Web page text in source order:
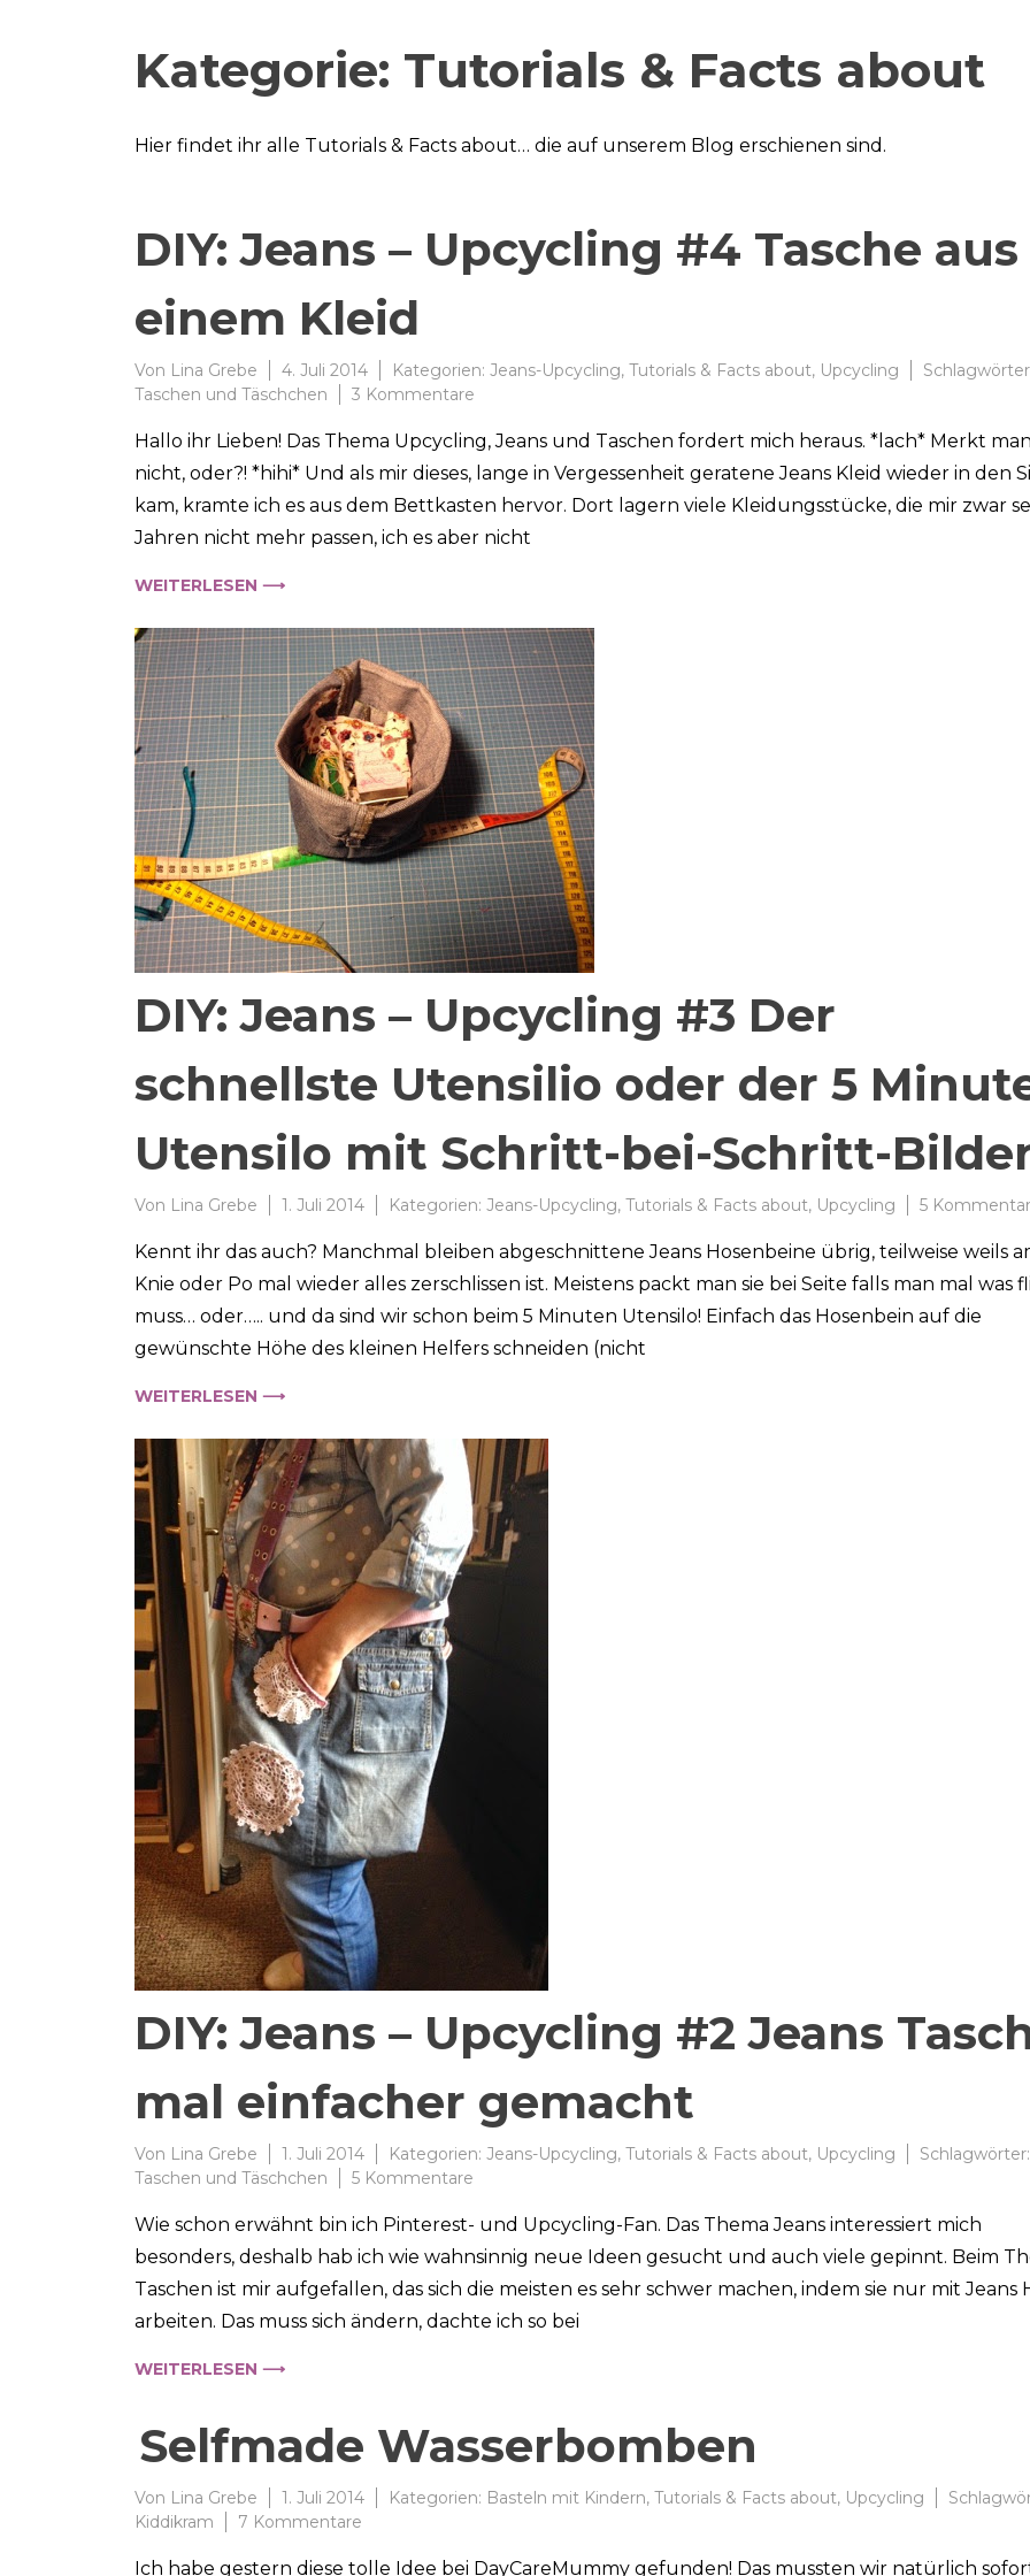
Kategorie: Tutorials & Facts about
Hier findet ihr alle Tutorials & Facts about… die auf unserem Blog erschienen sind.
DIY: Jeans – Upcycling #4 Tasche aus
einem Kleid
Von Lina Grebe 4. Juli 2014 Kategorien: Jeans-Upcycling, Tutorials & Facts about, Upcycling
Taschen und Täschchen
3 Kommentare
Jeans
–
Upcycling
#4
Tasche
Hallo ihr Lieben! Das Thema Upcycling, Jeans und Taschen fordert mich heraus. *lach* Merkt man
nicht, oder?! *hihi* Und als mir dieses, lange in Vergessenheit geratene Jeans Kleid wieder in den
kam, kramte ich es aus dem Bettkasten hervor. Dort lagern viele Kleidungsstücke, die mir zwar
Jahren nicht mehr passen, ich es aber nicht
WEITERLESEN ⟶
DIY: Jeans – Upcycling #3 Der
schnellste Utensilio oder der 5
Utensilo mit Schritt-bei-Schritt-
Von Lina Grebe 1. Juli 2014 Kategorien: Jeans-Upcycling, Tutorials & Facts about, Upcycling 5
Kennt ihr das auch? Manchmal bleiben abgeschnittene Jeans Hosenbeine übrig, teilweise weils
Knie oder Po mal wieder alles zerschlissen ist. Meistens packt man sie bei Seite falls man mal was
muss… oder….. und da sind wir schon beim 5 Minuten Utensilo! Einfach das Hosenbein auf die
gewünschte Höhe des kleinen Helfers schneiden (nicht
WEITERLESEN ⟶
DIY: Jeans – Upcycling #2 Jeans
mal einfacher gemacht
Von Lina Grebe 1. Juli 2014 Kategorien: Jeans-Upcycling, Tutorials & Facts about, Upcycling
Schlagwörter:
Taschen und Täschchen
5 Kommentare
Jeans
–
Upcycling
#2
Jeans
Wie schon erwähnt bin ich Pinterest- und Upcycling-Fan. Das Thema Jeans interessiert mich
besonders, deshalb hab ich wie wahnsinnig neue Ideen gesucht und auch viele gepinnt. Beim
Taschen ist mir aufgefallen, das sich die meisten es sehr schwer machen, indem sie nur mit Jeans
arbeiten. Das muss sich ändern, dachte ich so bei
WEITERLESEN ⟶
Selfmade Wasserbomben
Von Lina Grebe 1. Juli 2014 Kategorien: Basteln mit Kindern, Tutorials & Facts about, Upcycling
Kiddikram
7 Kommentare
Wasserbomben
Ich habe gestern diese tolle Idee bei DayCareMummy gefunden! Das mussten wir natürlich